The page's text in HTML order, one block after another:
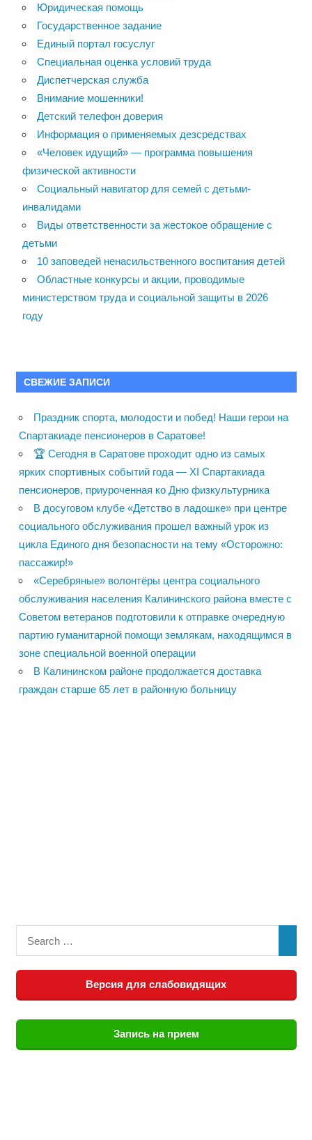
Юридическая помощь
Государственное задание
Единый портал госуслуг
Специальная оценка условий труда
Диспетчерская служба
Внимание мошенники!
Детский телефон доверия
Информация о применяемых дезсредствах
«Человек идущий» — программа повышения
физической активности
Социальный навигатор для семей с детьми-
инвалидами
Виды ответственности за жестокое обращение с
детьми
10 заповедей ненасильственного воспитания детей
Областные конкурсы и акции, проводимые
министерством труда и социальной защиты в 2026
году
СВЕЖИЕ ЗАПИСИ
Праздник спорта, молодости и побед! Наши герои на
Спартакиаде пенсионеров в Саратове!
🏆 Сегодня в Саратове проходит одно из самых
ярких спортивных событий года — XI Спартакиада
пенсионеров, приуроченная ко Дню физкультурника
В досуговом клубе «Детство в ладошке» при центре
социального обслуживания прошел важный урок из
цикла Единого дня безопасности на тему «Осторожно:
пассажир!»
«Серебряные» волонтёры центра социального
обслуживания населения Калининского района вместе с
Советом ветеранов подготовили к отправке очередную
партию гуманитарной помощи землякам, находящимся в
зоне специальной военной операции
В Калининском районе продолжается доставка
граждан старше 65 лет в районную больницу
Версия для слабовидящих
Запись на прием